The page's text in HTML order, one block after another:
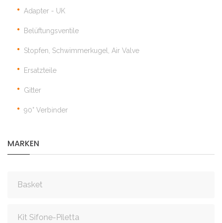
Adapter - UK
Belüftungsventile
Stopfen, Schwimmerkugel, Air Valve
Ersatzteile
Gitter
90° Verbinder
MARKEN
Basket
Kit Sifone-Piletta